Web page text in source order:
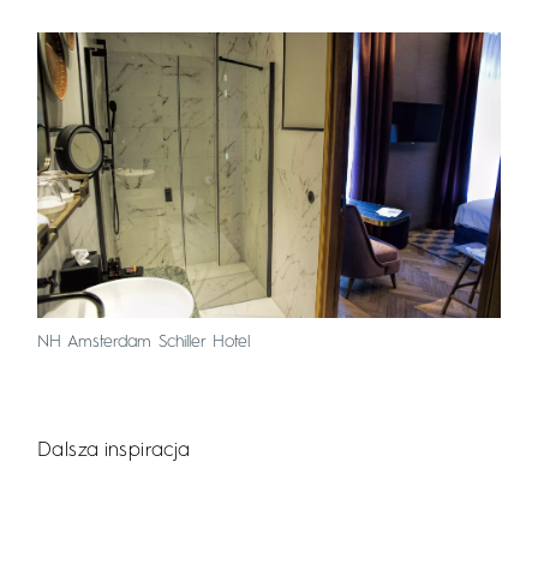
NH Amsterdam Schiller Hotel
Dalsza inspiracja